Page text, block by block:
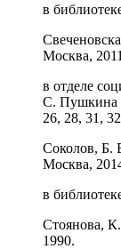
в
Москва,
в отделе
С. Пушкина
26, 28, 31, 32
Соколов, Б.
Москва,
в
Стоянова,
1990.